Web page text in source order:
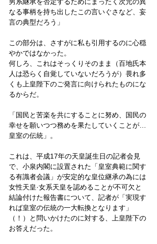
なる事柄を持ち出したこの言いぐさなど、妄
言の典型だろう」
この部分は、さすがに私も引用するのに心穏
やかではなかった。
何しろ、これはそっくりそのまま（百地氏本
人は恐らく自覚していないだろうが）畏れ多
くも上皇陛下のご発言に向けられたものにな
るからだ。
「国民と苦楽を共にすることに努め、国民の
幸せを願いつつ務めを果たしていくことが…
皇室の伝統」。
これは、平成17年の天皇誕生日の記者会見
で、小泉内閣に設置された「皇室典範に関す
る有識者会議」が安定的な皇位継承の為には
女性天皇·女系天皇を認めることが不可欠と
結論付けた報告書について、記者が「実現す
れば皇室の伝統の一大転換となります」
（！）と問いかけたのに対する、上皇陛下の
お答えだった。